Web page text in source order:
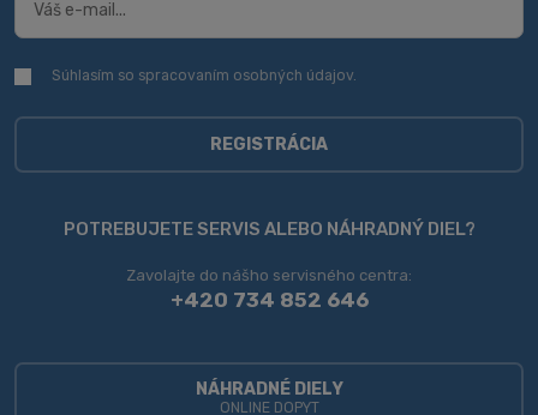
Súhlasím
spracovaním
Súhlasím so spracovaním osobných údajov.
REGISTRÁCIA
sa
nepodarilo
POTREBUJETE SERVIS ALEBO NÁHRADNÝ DIEL?
Zavolajte do nášho servisného centra:
+420 734 852 646
NÁHRADNÉ DIELY
ONLINE DOPYT